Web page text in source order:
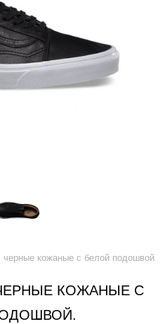
кожаные с белой подошвой
ЧЕРНЫЕ КОЖАНЫЕ С